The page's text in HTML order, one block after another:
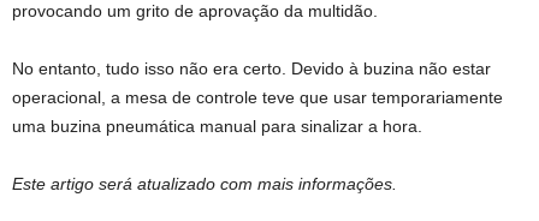
provocando um grito de aprovação da multidão.
No entanto, tudo isso não era certo. Devido à buzina não estar
operacional, a mesa de controle teve que usar temporariamente
uma buzina pneumática manual para sinalizar a hora.
Este artigo será atualizado com mais informações.